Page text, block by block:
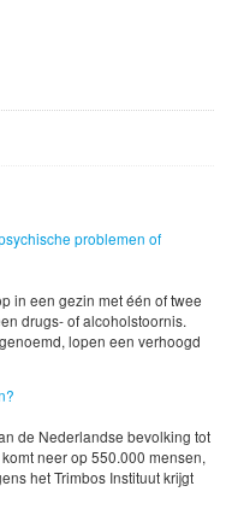
problemen of
in een gezin met één of twee
drugs- of alcoholstoornis.
lopen een verhoogd
de Nederlandse bevolking tot
neer op 550.000 mensen,
het Trimbos Instituut krijgt